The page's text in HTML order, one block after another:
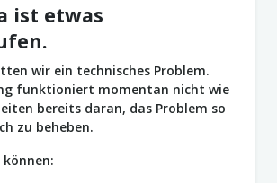
ist etwas
wir ein technisches Problem.
funktioniert momentan nicht wie
bereits daran, das Problem so
zu beheben.